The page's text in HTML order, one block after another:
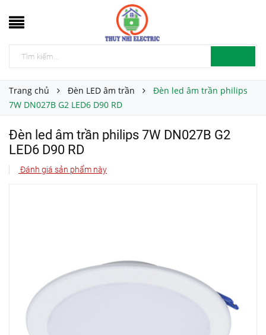
Trang chủ Đèn LED âm trần
Đèn led âm trần philips
7W DN027B G2 LED6 D90 RD
Đèn led âm trần philips 7W DN027B G2
LED6 D90 RD
Đánh giá sản phẩm này